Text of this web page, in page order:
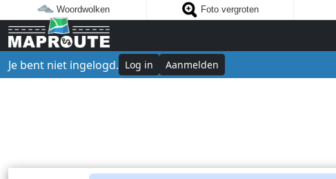
Woordwolken Foto vergroten
Je bent niet ingelogd. Log in Aanmelden